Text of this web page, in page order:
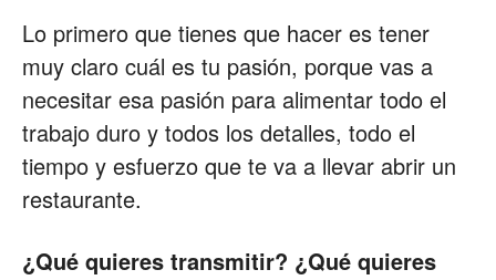
de
Restaurantes
|
Lo primero que tienes que hacer es tener
muy claro cuál es tu pasión, porque vas a
necesitar esa pasión para alimentar todo el
trabajo duro y todos los detalles, todo el
tiempo y esfuerzo que te va a llevar abrir un
restaurante.
¿Qué quieres transmitir? ¿Qué quieres